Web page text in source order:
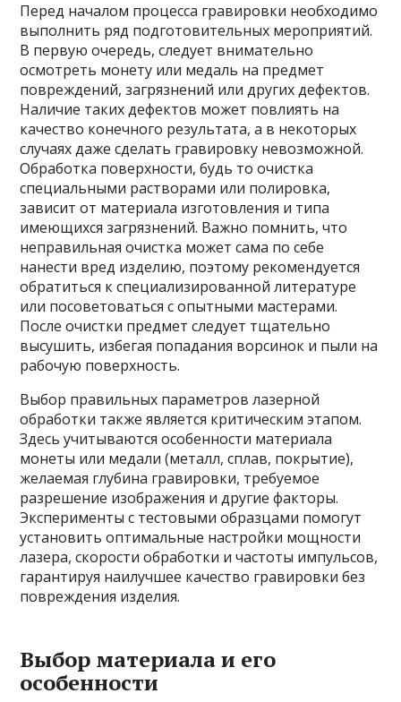
Перед началом процесса гравировки необходимо
выполнить ряд подготовительных мероприятий.
В первую очередь, следует внимательно
осмотреть монету или медаль на предмет
повреждений, загрязнений или других дефектов.
Наличие таких дефектов может повлиять на
качество конечного результата, а в некоторых
случаях даже сделать гравировку невозможной.
Обработка поверхности, будь то очистка
специальными растворами или полировка,
зависит от материала изготовления и типа
имеющихся загрязнений. Важно помнить, что
неправильная очистка может сама по себе
нанести вред изделию, поэтому рекомендуется
обратиться к специализированной литературе
или посоветоваться с опытными мастерами.
После очистки предмет следует тщательно
высушить, избегая попадания ворсинок и пыли на
рабочую поверхность.
Выбор правильных параметров лазерной
обработки также является критическим этапом.
Здесь учитываются особенности материала
монеты или медали (металл, сплав, покрытие),
желаемая глубина гравировки, требуемое
разрешение изображения и другие факторы.
Эксперименты с тестовыми образцами помогут
установить оптимальные настройки мощности
лазера, скорости обработки и частоты импульсов,
гарантируя наилучшее качество гравировки без
повреждения изделия.
Выбор материала и его
особенности